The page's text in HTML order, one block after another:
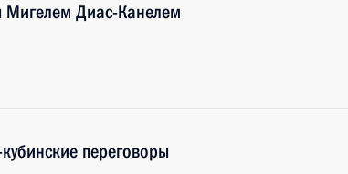
Мигелем Диас-Канелем
переговоры